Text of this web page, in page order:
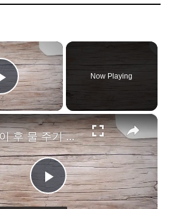
×
Play Video
Now Playing
×
P
분갈이 후 물 주기 하는 방법 3가지가 궁금하면?